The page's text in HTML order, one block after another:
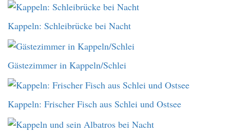
Kappeln: Schleibrücke bei Nacht
Gästezimmer in Kappeln/Schlei
Kappeln: Frischer Fisch aus Schlei und Ostsee